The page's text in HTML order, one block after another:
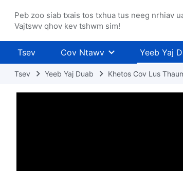
Peb zoo siab txais tos txhua tus neeg nrhiav
Vajtswv qhov kev tshwm sim!
Tsev Cov Ntawv Yeeb Yaj
Tsev Yeeb Yaj Duab Khetos Cov Lus